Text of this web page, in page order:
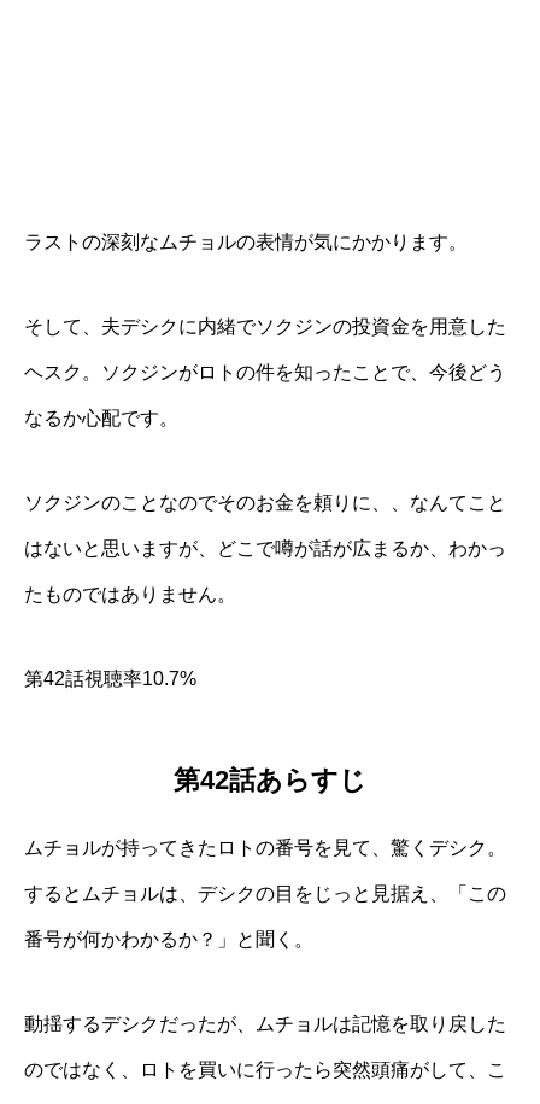
ラストの深刻なムチョルの表情が気にかかります。
そして、夫デシクに内緒でソクジンの投資金を用意した
ヘスク。ソクジンがロトの件を知ったことで、今後どう
なるか心配です。
ソクジンのことなのでそのお金を頼りに、、なんてこと
はないと思いますが、どこで噂が話が広まるか、わかっ
たものではありません。
第42話視聴率10.7%
第42話あらすじ
ムチョルが持ってきたロトの番号を見て、驚くデシク。
するとムチョルは、デシクの目をじっと見据え、「この
番号が何かわかるか？」と聞く。
動揺するデシクだったが、ムチョルは記憶を取り戻した
のではなく、ロトを買いに行ったら突然頭痛がして、こ